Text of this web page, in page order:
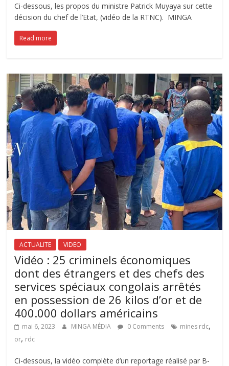
Ci-dessous, les propos du ministre Patrick Muyaya sur cette
décision du chef de l’Etat, (vidéo de la RTNC). MINGA
Read more
ACTUALITE VIDEO
Vidéo : 25 criminels économiques
dont des étrangers et des chefs des
services spéciaux congolais arrêtés
en possession de 26 kilos d’or et de
400.000 dollars américains
mai 6, 2023 MINGA MÉDIA 0 Comments mines rdc,
or, rdc
Ci-dessous, la vidéo complète d’un reportage réalisé par B-